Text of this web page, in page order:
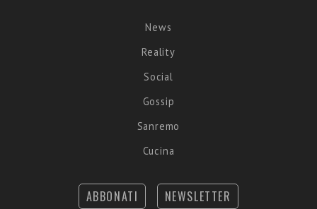
News
Reality
Social
Gossip
Sanremo
Cucina
ABBONATI NEWSLETTER